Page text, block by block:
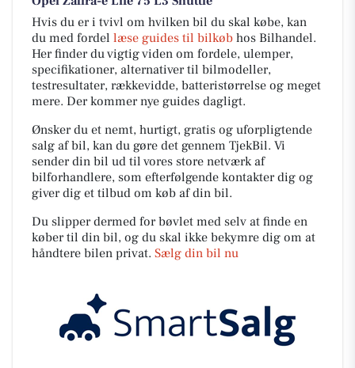
Hvis du er i tvivl om hvilken bil du skal købe, kan
du med fordel læse guides til bilkøb hos Bilhandel.
Her finder du vigtig viden om fordele, ulemper,
specifikationer, alternativer til bilmodeller,
testresultater, rækkevidde, batteristørrelse og meget
mere. Der kommer nye guides dagligt.
Ønsker du et nemt, hurtigt, gratis og uforpligtende
salg af bil, kan du gøre det gennem TjekBil. Vi
sender din bil ud til vores store netværk af
bilforhandlere, som efterfølgende kontakter dig og
giver dig et tilbud om køb af din bil.
Du slipper dermed for bøvlet med selv at finde en
køber til din bil, og du skal ikke bekymre dig om at
håndtere bilen privat. Sælg din bil nu